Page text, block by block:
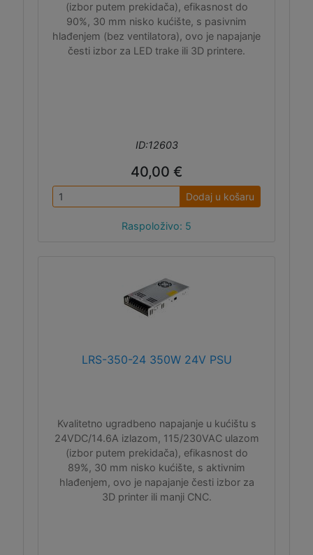
(izbor putem prekidača), efikasnost do
90%, 30 mm nisko kućište, s pasivnim
hlađenjem (bez ventilatora), ovo je napajanje
česti izbor za LED trake ili 3D printere.
ID:12603
40,00 €
Dodaj u košaru
Raspoloživo: 5
LRS-350-24 350W 24V PSU
Kvalitetno ugradbeno napajanje u kućištu s
24VDC/14.6A izlazom, 115/230VAC ulazom
(izbor putem prekidača), efikasnost do
89%, 30 mm nisko kućište, s aktivnim
hlađenjem, ovo je napajanje česti izbor za
3D printer ili manji CNC.